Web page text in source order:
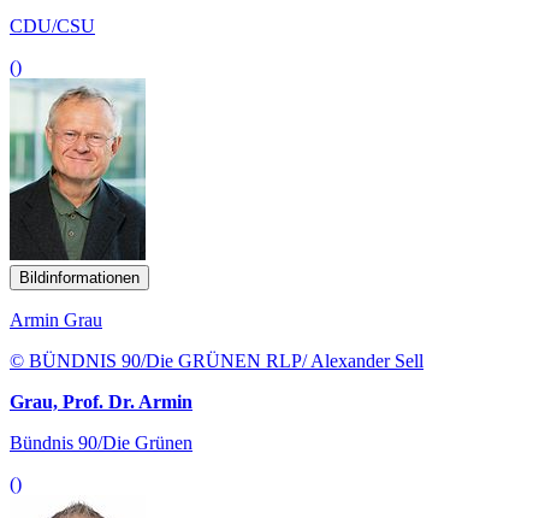
CDU/CSU
()
Bildinformationen
Armin Grau
© BÜNDNIS 90/Die GRÜNEN RLP/ Alexander Sell
Grau, Prof. Dr. Armin
Bündnis 90/Die Grünen
()